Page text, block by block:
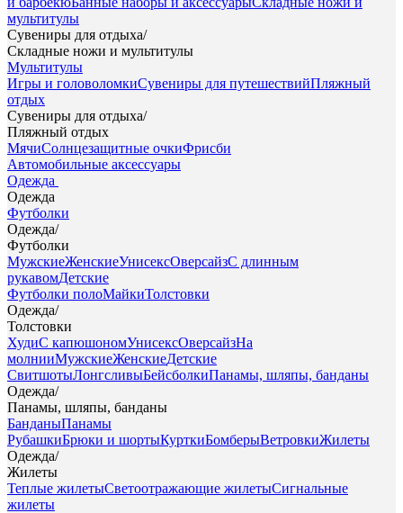
мультитулы
Сувениры для отдыха/
Складные ножи и мультитулы
Мультитулы
Игры и головоломкиСувениры для путешествийПляжный
отдых
Сувениры для отдыха/
Пляжный отдых
МячиСолнцезащитные очкиФрисби
Автомобильные аксессуары
Одежда
Одежда
Футболки
Одежда/
Футболки
МужскиеЖенскиеУнисексОверсайзС длинным
рукавомДетские
Футболки полоМайкиТолстовки
Одежда/
Толстовки
ХудиС капюшономУнисексОверсайзНа
молнииМужскиеЖенскиеДетские
СвитшотыЛонгсливыБейсболкиПанамы, шляпы, банданы
Одежда/
Панамы, шляпы, банданы
БанданыПанамы
РубашкиБрюки и шортыКурткиБомберыВетровкиЖилеты
Одежда/
Жилеты
Теплые жилетыСветоотражающие жилетыСигнальные
жилеты